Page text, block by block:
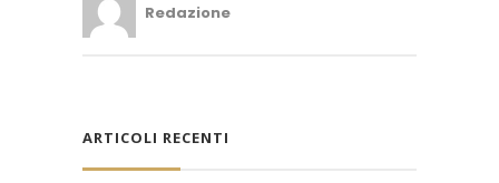
Redazione
ARTICOLI RECENTI